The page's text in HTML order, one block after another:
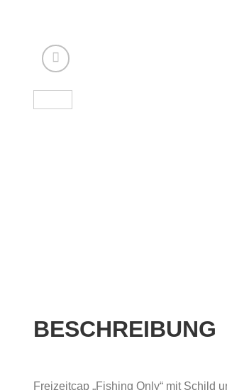
BESCHREIBUNG
Freizeitcap „Fishing Only“ mit Schild